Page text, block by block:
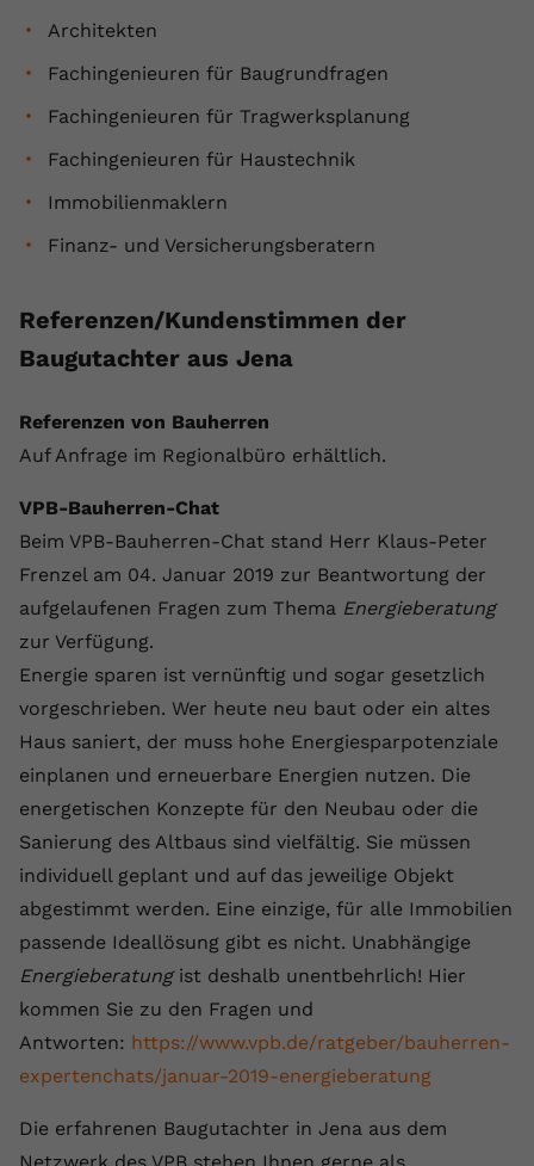
Architekten
Fachingenieuren für Baugrundfragen
Fachingenieuren für Tragwerksplanung
Fachingenieuren für Haustechnik
Immobilienmaklern
Finanz- und Versicherungsberatern
Referenzen/Kundenstimmen der
Baugutachter aus Jena
Referenzen von Bauherren
Auf Anfrage im Regionalbüro erhältlich.
VPB-Bauherren-Chat
Beim VPB-Bauherren-Chat stand Herr Klaus-Peter
Frenzel am 04. Januar 2019 zur Beantwortung der
aufgelaufenen Fragen zum Thema Energieberatung
zur Verfügung.
Energie sparen ist vernünftig und sogar gesetzlich
vorgeschrieben. Wer heute neu baut oder ein altes
Haus saniert, der muss hohe Energiesparpotenziale
einplanen und erneuerbare Energien nutzen. Die
energetischen Konzepte für den Neubau oder die
Sanierung des Altbaus sind vielfältig. Sie müssen
individuell geplant und auf das jeweilige Objekt
abgestimmt werden. Eine einzige, für alle Immobilien
passende Ideallösung gibt es nicht. Unabhängige
Energieberatungist deshalb unentbehrlich! Hier
kommen Sie zu den Fragen und
Antworten: https://www.vpb.de/ratgeber/bauherren-
expertenchats/januar-2019-energieberatung
Die erfahrenen Baugutachter in Jena aus dem